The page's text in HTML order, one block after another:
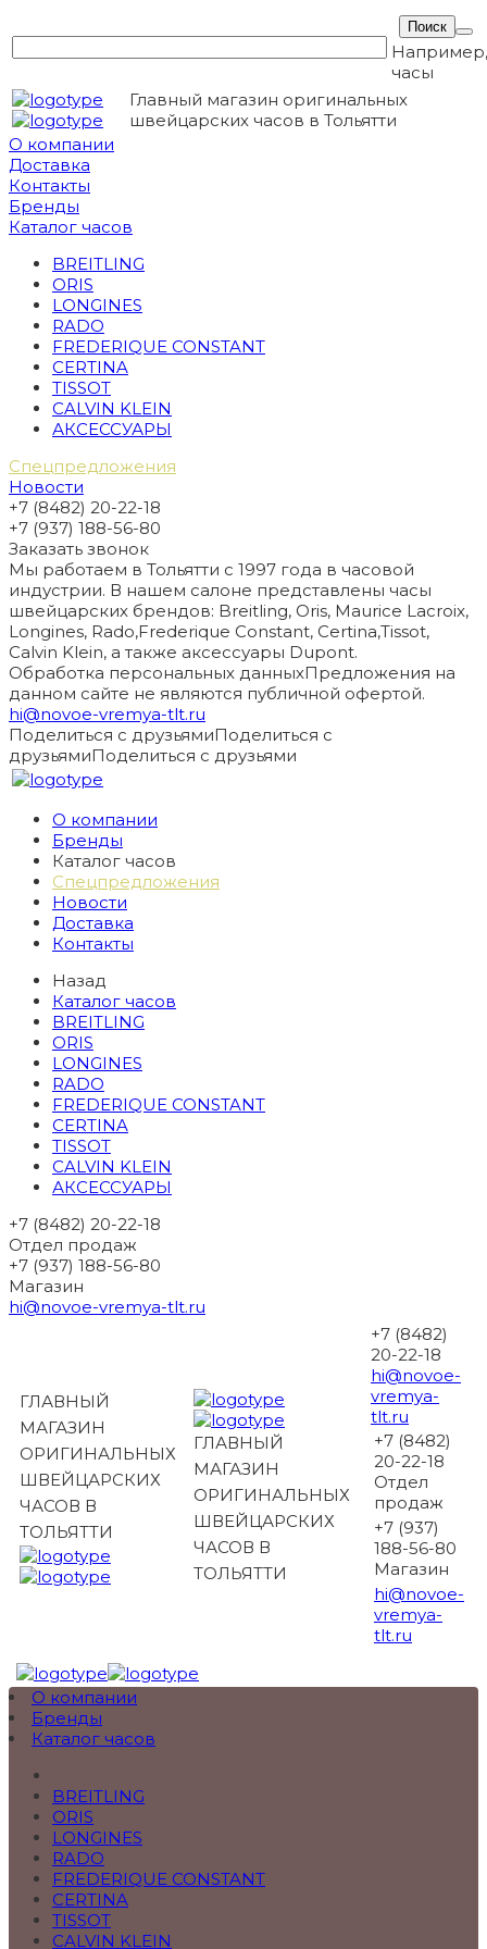
Например,
часы
Главный магазин оригинальных
швейцарских часов в Тольятти
О компании
Доставка
Контакты
Бренды
Каталог часов
BREITLING
ORIS
LONGINES
RADO
FREDERIQUE CONSTANT
CERTINA
TISSOT
CALVIN KLEIN
АКСЕССУАРЫ
Спецпредложения
Новости
+7 (8482) 20-22-18
+7 (937) 188-56-80
Заказать звонок
Мы работаем в Тольятти с 1997 года в часовой
индустрии. В нашем салоне представлены часы
швейцарских брендов: Breitling, Oris, Maurice Lacroix,
Longines, Rado,Frederique Constant, Certina,Tissot,
Calvin Klein, а также аксессуары Dupont.
Обработка персональных данныхПредложения на
данном сайте не являются публичной офертой.
hi@novoe-vremya-tlt.ru
Поделиться с друзьямиПоделиться с
друзьямиПоделиться с друзьями
О компании
Бренды
Каталог часов
Спецпредложения
Новости
Доставка
Контакты
Назад
Каталог часов
BREITLING
ORIS
LONGINES
RADO
FREDERIQUE CONSTANT
CERTINA
TISSOT
CALVIN KLEIN
АКСЕССУАРЫ
+7 (8482) 20-22-18
Отдел продаж
+7 (937) 188-56-80
Магазин
hi@novoe-vremya-tlt.ru
ГЛАВНЫЙ
МАГАЗИН
ОРИГИНАЛЬНЫХ
ШВЕЙЦАРСКИХ
ЧАСОВ В
ТОЛЬЯТТИ
ГЛАВНЫЙ
МАГАЗИН
ОРИГИНАЛЬНЫХ
ШВЕЙЦАРСКИХ
ЧАСОВ В
ТОЛЬЯТТИ
+7 (8482)
20-22-18
hi@novoe-
vremya-
tlt.ru
+7 (8482)
20-22-18
Отдел
продаж
+7 (937)
188-56-80
Магазин
hi@novoe-
vremya-
tlt.ru
О компании
Бренды
Каталог часов
BREITLING
ORIS
LONGINES
RADO
FREDERIQUE CONSTANT
CERTINA
TISSOT
CALVIN KLEIN